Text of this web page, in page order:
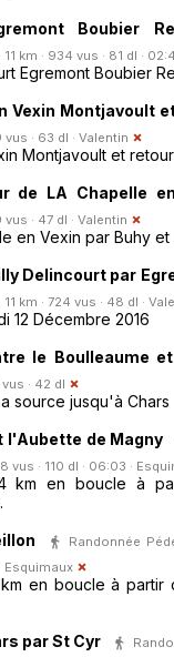
Boubier
km · 934 vus · 81 dl ·
Egremont Boubier
Vexin Montjavoult
· 63 dl · Valentin
Montjavoult et retour
de LA Chapelle
· 47 dl · Valentin
en Vexin par Buhy et
Delincourt par
km · 724 vus · 48 dl ·
12 Décembre 2016
le Boulleaume
· 42 dl
source jusqu'à Chars
l'Aubette de Magny
vus · 110 dl · 06:03 ·
km en boucle à
Randonnée
Esquimaux
en boucle à
par St Cyr